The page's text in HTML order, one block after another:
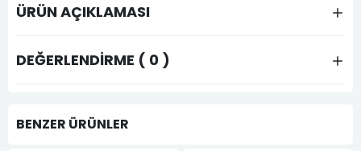
ÜRÜN AÇIKLAMASI
DEĞERLENDIRME ( 0 )
BENZER ÜRÜNLER